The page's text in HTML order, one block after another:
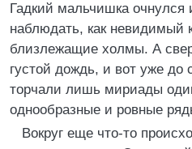
Гадкий мальчишка очнулся
наблюдать, как невидимый
близлежащие холмы. А
густой дождь, и вот уже до
торчали лишь мириады
однообразные и ровные
Вокруг еще что-то